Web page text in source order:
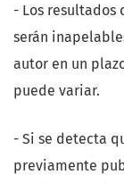
- Los
serán
autor en un
puede variar.
- Si se detecta
previamente